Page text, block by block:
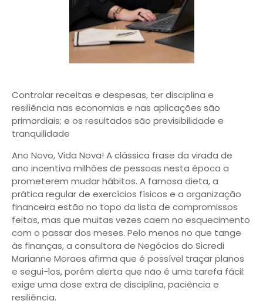
Controlar receitas e despesas, ter disciplina e
resiliência nas economias e nas aplicações são
primordiais; e os resultados são previsibilidade e
tranquilidade
Ano Novo, Vida Nova! A clássica frase da virada de
ano incentiva milhões de pessoas nesta época a
prometerem mudar hábitos. A famosa dieta, a
prática regular de exercícios físicos e a organização
financeira estão no topo da lista de compromissos
feitos, mas que muitas vezes caem no esquecimento
com o passar dos meses. Pelo menos no que tange
às finanças, a consultora de Negócios do Sicredi
Marianne Moraes afirma que é possível traçar planos
e segui-los, porém alerta que não é uma tarefa fácil:
exige uma dose extra de disciplina, paciência e
resiliência.